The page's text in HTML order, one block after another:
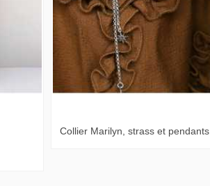
Collier Marilyn, strass et pendants